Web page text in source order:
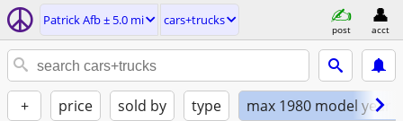
Patrick Afb ± 5.0 mi cars+trucks
post acct
+ price sold by type max 1980 model year